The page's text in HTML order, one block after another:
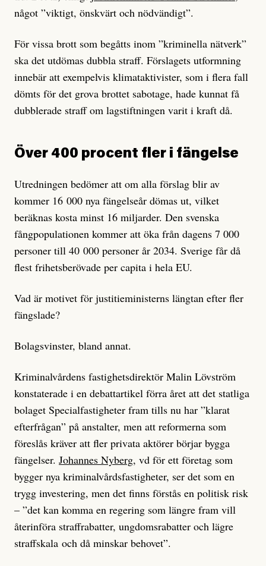
något ”viktigt, önskvärt och nödvändigt”.
För vissa brott som begåtts inom ”kriminella nätverk”
ska det utdömas dubbla straff. Förslagets utformning
innebär att exempelvis klimataktivister, som i flera fall
dömts för det grova brottet sabotage, hade kunnat få
dubblerade straff om lagstiftningen varit i kraft då.
Över 400 procent fler i fängelse
Utredningen bedömer att om alla förslag blir av
kommer 16 000 nya fängelseår dömas ut, vilket
beräknas kosta minst 16 miljarder. Den svenska
fångpopulationen kommer att öka från dagens 7 000
personer till 40 000 personer år 2034. Sverige får då
flest frihetsberövade per capita i hela EU.
Vad är motivet för justitieministerns längtan efter fler
fängslade?
Bolagsvinster, bland annat.
Kriminalvårdens fastighetsdirektör Malin Lövström
konstaterade i en debattartikel förra året att det statliga
bolaget Specialfastigheter fram tills nu har ”klarat
efterfrågan” på anstalter, men att reformerna som
föreslås kräver att fler privata aktörer börjar bygga
fängelser. Johannes Nyberg, vd för ett företag som
bygger nya kriminalvårdsfastigheter, ser det som en
trygg investering, men det finns förstås en politisk risk
– ”det kan komma en regering som längre fram vill
återinföra straffrabatter, ungdomsrabatter och lägre
straffskala och då minskar behovet”.